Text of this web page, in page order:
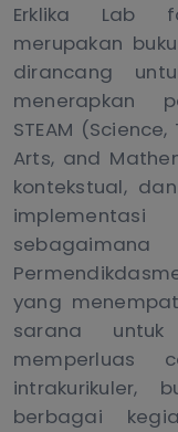
Erklika Lab
merupakan
dirancang
menerapkan
STEAM
Arts, and
kontekstual,
implementasi
yang
sarana
memperluas
intrakurikuler,
berbagai